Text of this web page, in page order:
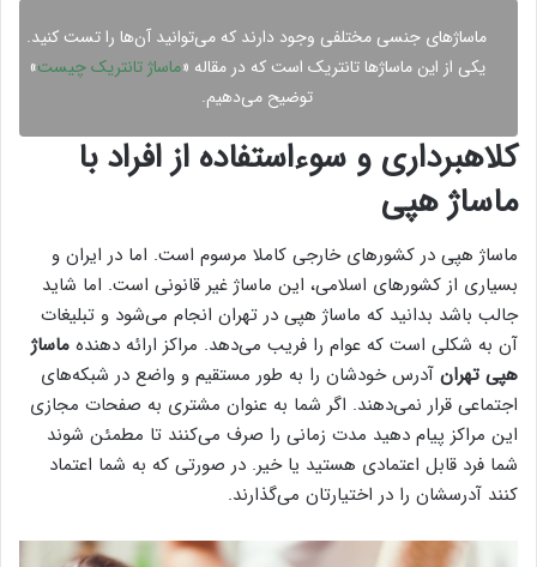
ماساژهای جنسی مختلفی وجود دارند که می‌توانید آن‌ها را تست کنید.
یکی از این ماساژها تانتریک است که در مقاله «ماساژ تانتریک چیست»
توضیح می‌دهیم.
کلاهبرداری و سوء‌استفاده از افراد با
ماساژ هپی
ماساژ هپی در کشور‌های خارجی کاملا مرسوم است. اما در ایران و
بسیاری از کشور‌های اسلامی، این ماساژ غیر قانونی است. اما شاید
جالب باشد بدانید که ماساژ هپی در تهران انجام می‌شود و تبلیغات
آن به شکلی است که عوام را فریب می‌دهد. مراکز ارائه دهنده ماساژ
هپی تهران آدرس خودشان را به طور مستقیم و واضع در شبکه‌های
اجتماعی قرار نمی‌دهند. اگر شما به عنوان مشتری به صفحات مجازی
این مراکز پیام دهید مدت زمانی را صرف می‌کنند تا مطمئن شوند
شما فرد قابل اعتمادی هستید یا خیر. در صورتی که به شما اعتماد
کنند آدرسشان را در اختیارتان می‌گذارند.